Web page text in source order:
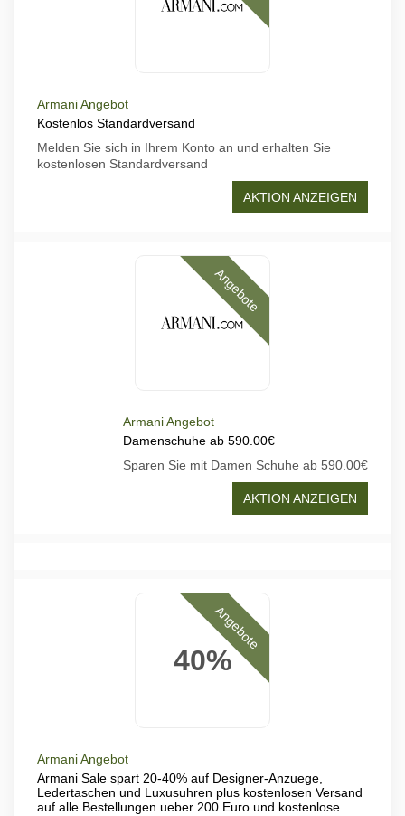
Armani Angebot
Kostenlos Standardversand
Melden Sie sich in Ihrem Konto an und erhalten Sie
kostenlosen Standardversand
AKTION ANZEIGEN
Angebote
Armani Angebot
Damenschuhe ab 590.00€
Sparen Sie mit Damen Schuhe ab 590.00€
AKTION ANZEIGEN
40%
Angebote
Armani Angebot
Armani Sale spart 20-40% auf Designer-Anzuege,
Ledertaschen und Luxusuhren plus kostenlosen Versand
auf alle Bestellungen ueber 200 Euro und kostenlose